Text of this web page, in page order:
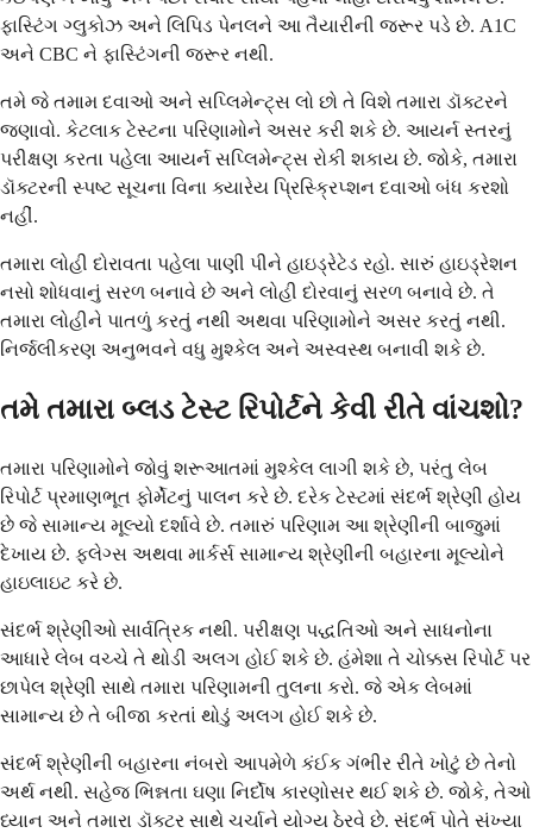
ફાસ્ટિંગ ગ્લુકોઝ અને લિપિડ પેનલને આ તૈયારીની જરૂર પડે છે. A1C
અને CBC ને ફાસ્ટિંગની જરૂર નથી.
તમે જે તમામ દવાઓ અને સપ્લિમેન્ટ્સ લો છો તે વિશે તમારા ડૉક્ટરને
જણાવો. કેટલાક ટેસ્ટના પરિણામોને અસર કરી શકે છે. આયર્ન સ્તરનું
પરીક્ષણ કરતા પહેલા આયર્ન સપ્લિમેન્ટ્સ રોકી શકાય છે. જોકે, તમારા
ડૉક્ટરની સ્પષ્ટ સૂચના વિના ક્યારેય પ્રિસ્ક્રિપ્શન દવાઓ બંધ કરશો
નહીં.
તમારા લોહી દોરાવતા પહેલા પાણી પીને હાઇડ્રેટેડ રહો. સારું હાઇડ્રેશન
નસો શોધવાનું સરળ બનાવે છે અને લોહી દોરવાનું સરળ બનાવે છે. તે
તમારા લોહીને પાતળું કરતું નથી અથવા પરિણામોને અસર કરતું નથી.
નિર્જલીકરણ અનુભવને વધુ મુશ્કેલ અને અસ્વસ્થ બનાવી શકે છે.
તમે તમારા બ્લડ ટેસ્ટ રિપોર્ટને કેવી રીતે વાંચશો?
તમારા પરિણામોને જોવું શરૂઆતમાં મુશ્કેલ લાગી શકે છે, પરંતુ લેબ
રિપોર્ટ પ્રમાણભૂત ફોર્મેટનું પાલન કરે છે. દરેક ટેસ્ટમાં સંદર્ભ શ્રેણી હોય
છે જે સામાન્ય મૂલ્યો દર્શાવે છે. તમારું પરિણામ આ શ્રેણીની બાજુમાં
દેખાય છે. ફ્લેગ્સ અથવા માર્કર્સ સામાન્ય શ્રેણીની બહારના મૂલ્યોને
હાઇલાઇટ કરે છે.
સંદર્ભ શ્રેણીઓ સાર્વત્રિક નથી. પરીક્ષણ પદ્ધતિઓ અને સાધનોના
આધારે લેબ વચ્ચે તે થોડી અલગ હોઈ શકે છે. હંમેશા તે ચોક્કસ રિપોર્ટ પર
છાપેલ શ્રેણી સાથે તમારા પરિણામની તુલના કરો. જે એક લેબમાં
સામાન્ય છે તે બીજા કરતાં થોડું અલગ હોઈ શકે છે.
સંદર્ભ શ્રેણીની બહારના નંબરો આપમેળે કંઈક ગંભીર રીતે ખોટું છે તેનો
અર્થ નથી. સહેજ ભિન્નતા ઘણા નિર્દોષ કારણોસર થઈ શકે છે. જોકે, તેઓ
ધ્યાન અને તમારા ડૉક્ટર સાથે ચર્ચાને યોગ્ય ઠેરવે છે. સંદર્ભ પોતે સંખ્યા